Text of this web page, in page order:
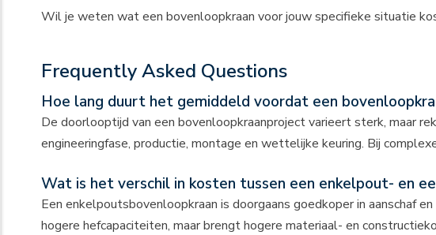
Wil je weten wat een bovenloopkraan voor jouw specifieke situatie
Frequently Asked Questions
Hoe lang duurt het gemiddeld voordat een
De doorlooptijd van een bovenloopkraanproject varieert sterk, maar
engineeringfase, productie, montage en wettelijke keuring. Bij
Wat is het verschil in kosten tussen een enkelpout- en
Een enkelpoutsbovenloopkraan is doorgaans goedkoper in
hogere hefcapaciteiten, maar brengt hogere materiaal- en